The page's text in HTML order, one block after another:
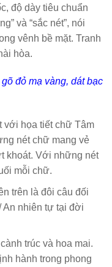
độ dày tiêu chuẩn
và “sắc nét”, nói
vênh bề mặt. Tranh
hòa.
đỏ mạ vàng, dát bạc
với họa tiết chữ Tâm
nét chữ mang vẻ
khoát. Với những nét
mỗi chữ.
trên là đôi câu đối
An nhiên tự tại đời
trúc và hoa mai.
hành trong phong